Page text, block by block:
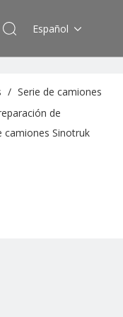
Español
/ Serie de camiones
de
camiones Sinotruk